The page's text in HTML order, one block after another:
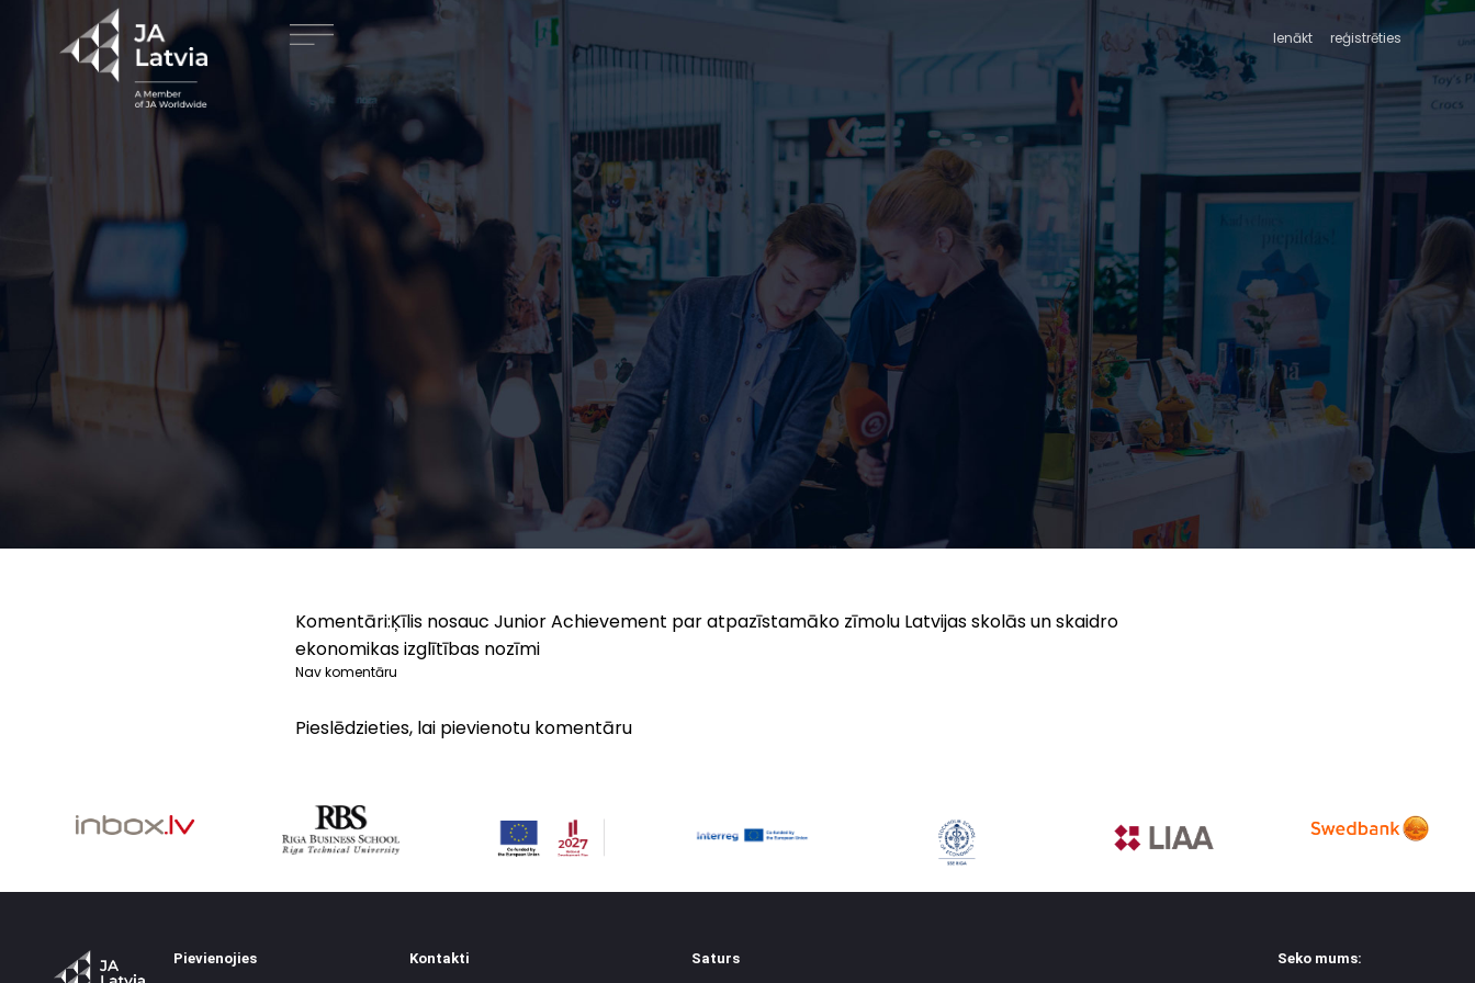
Ienākt reģistrēties
Komentāri:Ķīlis nosauc Junior Achievement par atpazīstamāko zīmolu Latvijas skolās un skaidro
ekonomikas izglītības nozīmi
Nav komentāru
Pieslēdzieties, lai pievienotu komentāru
Pievienojies Kontakti Saturs Seko mums: